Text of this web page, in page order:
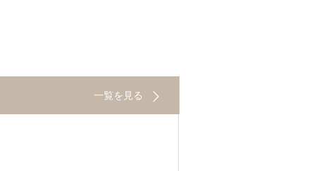
一覧を見る